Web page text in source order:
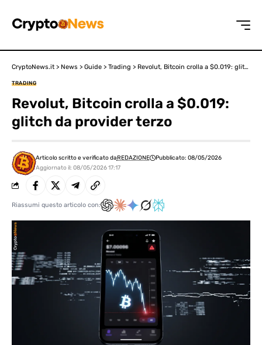
CryptoNews.it > News > Guide > Trading > Revolut, Bitcoin crolla a $0.019: glitch da provider terzo
TRADING
Revolut, Bitcoin crolla a $0.019:
glitch da provider terzo
Aggiornato il: 08/05/2026 17:17
Articolo scritto e verificato daREDAZIONE Pubblicato: 08/05/2026
Riassumi questo articolo con: